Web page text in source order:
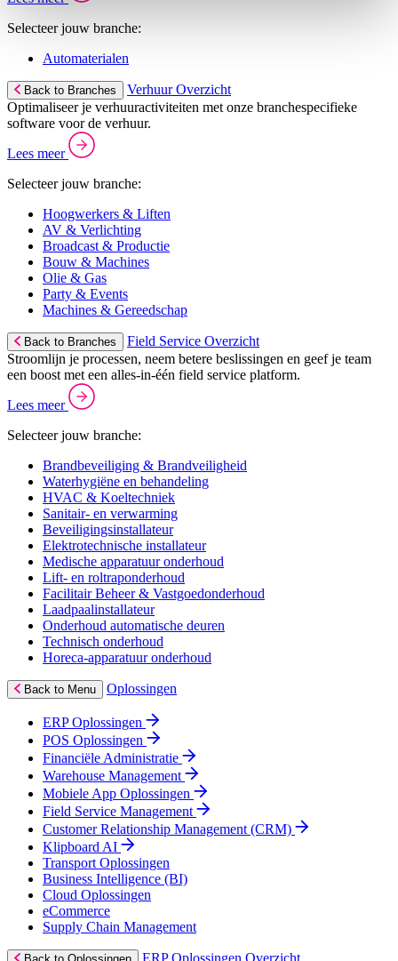
Selecteer jouw branche:
Automaterialen
Back to Branches
Verhuur Overzicht
Optimaliseer je verhuuractiviteiten met onze branchespecifieke
software voor de verhuur.
Lees meer
Selecteer jouw branche:
Hoogwerkers & Liften
AV & Verlichting
Broadcast & Productie
Bouw & Machines
Olie & Gas
Party & Events
Machines & Gereedschap
Back to Branches
Field Service Overzicht
Stroomlijn je processen, neem betere beslissingen en geef je team
een boost met een alles-in-één field service platform.
Lees meer
Selecteer jouw branche:
Brandbeveiliging & Brandveiligheid
Waterhygiëne en behandeling
HVAC & Koeltechniek
Sanitair- en verwarming
Beveiligingsinstallateur
Elektrotechnische installateur
Medische apparatuur onderhoud
Lift- en roltraponderhoud
Facilitair Beheer & Vastgoedonderhoud
Laadpaalinstallateur
Onderhoud automatische deuren
Technisch onderhoud
Horeca-apparatuur onderhoud
Back to Menu Oplossingen
ERP Oplossingen
POS Oplossingen
Financiële Administratie
Warehouse Management
Mobiele App Oplossingen
Field Service Management
Customer Relationship Management (CRM)
Klipboard AI
Transport Oplossingen
Business Intelligence (BI)
Cloud Oplossingen
eCommerce
Supply Chain Management
ERP Oplossingen Overzicht